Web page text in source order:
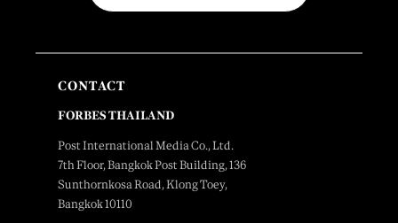
CONTACT
FORBES THAILAND
Post International Media Co., Ltd.
7th Floor, Bangkok Post Building, 136
Sunthornkosa Road, Klong Toey,
Bangkok 10110